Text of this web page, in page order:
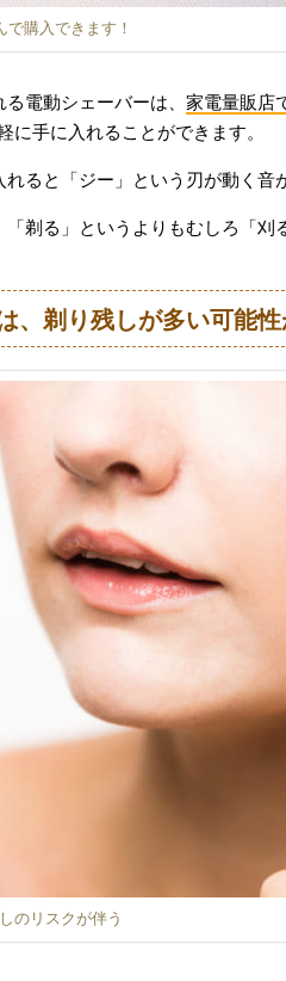
で購入できます！
電動シェーバーは、 家電量販店
に手に入れることができます。
ると「ジー」という刃が動く音
剃る」というよりもむしろ「刈
、剃り残しが多い可能
のリスクが伴う